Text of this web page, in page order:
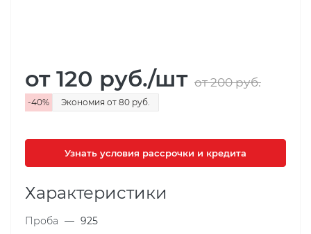
от 120 руб./шт от 200руб.
-40% Экономия от 80 руб.
Узнать условия рассрочки и кредита
Характеристики
Проба — 925